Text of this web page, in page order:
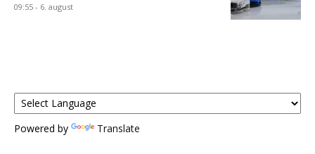
09:55 - 6. august
Powered by Translate